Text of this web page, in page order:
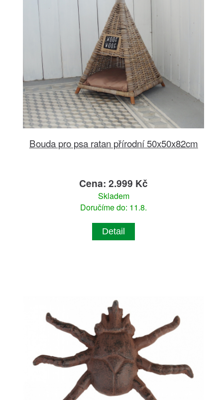
Bouda pro psa ratan přírodní 50x50x82cm
Cena: 2.999 Kč
Skladem
Doručíme do: 11.8.
Detail